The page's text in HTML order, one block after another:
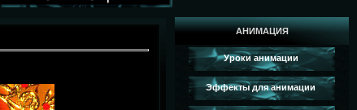
АНИМАЦИЯ
Уроки анимации
Эффекты для анимации